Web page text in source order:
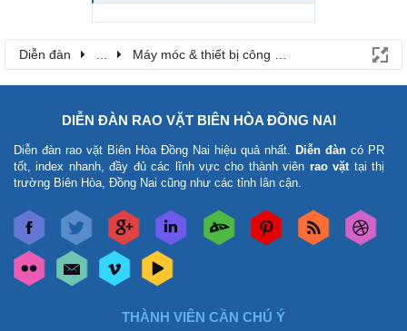
Diễn đàn Máy móc & thiết bị công nông nghiệp
DIỄN ĐÀN RAO VẶT BIÊN HÒA ĐỒNG NAI
Diễn đàn rao vặt Biên Hòa Đồng Nai hiệu quả nhất. Diễn đàn có PR
tốt, index nhanh, đầy đủ các lĩnh vực cho thành viên rao vặt tại thị
trường Biên Hòa, Đồng Nai cũng như các tỉnh lân cận.
THÀNH VIÊN CẦN CHÚ Ý